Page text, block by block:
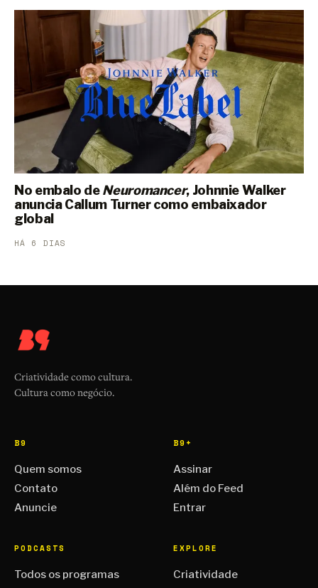
No embalo deNeuromancer, Johnnie Walker
anuncia Callum Turner como embaixador
global
HÁ 6 DIAS
Criatividade como cultura.
Cultura como negócio.
B9
Quem somos
Contato
Anuncie
B9+
Assinar
Além do Feed
Entrar
PODCASTS
Todos os programas
EXPLORE
Criatividade